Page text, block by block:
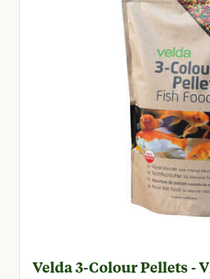
Velda 3-Colour Pellets -